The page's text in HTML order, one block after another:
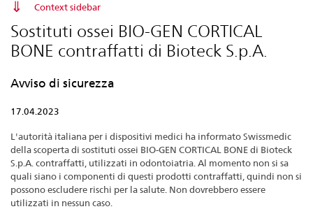
Context sidebar
Sostituti ossei BIO-GEN CORTICAL
BONE contraffatti di Bioteck S.p.A.
Avviso di sicurezza
17.04.2023
L'autorità italiana per i dispositivi medici ha informato Swissmedic
della scoperta di sostituti ossei BIO-GEN CORTICAL BONE di Bioteck
S.p.A. contraffatti, utilizzati in odontoiatria. Al momento non si sa
quali siano i componenti di questi prodotti contraffatti, quindi non si
possono escludere rischi per la salute. Non dovrebbero essere
utilizzati in nessun caso.